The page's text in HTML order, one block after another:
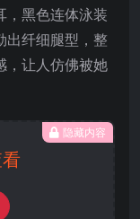
，黑色连体泳装
出纤细腿型，整
，让人仿佛被她
隐藏内容